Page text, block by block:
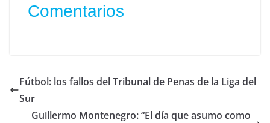
Comentarios
Fútbol: los fallos del Tribunal de Penas de la Liga del
Sur
Guillermo Montenegro: “El día que asumo como